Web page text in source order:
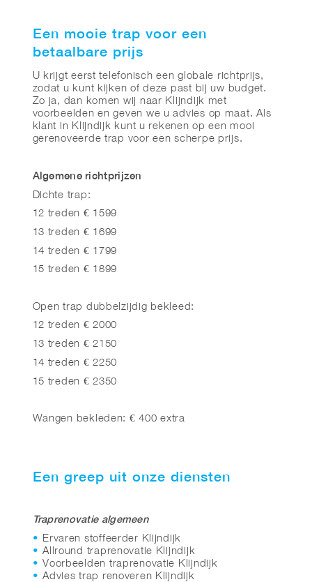
Een mooie trap voor een
betaalbare prijs
U krijgt eerst telefonisch een globale richtprijs,
zodat u kunt kijken of deze past bij uw budget.
Zo ja, dan komen wij naar Klijndijk met
voorbeelden en geven we u advies op maat. Als
klant in Klijndijk kunt u rekenen op een mooi
gerenoveerde trap voor een scherpe prijs.
Algemene richtprijzen
Dichte trap:
12 treden € 1599
13 treden € 1699
14 treden € 1799
15 treden € 1899
Open trap dubbelzijdig bekleed:
12 treden € 2000
13 treden € 2150
14 treden € 2250
15 treden € 2350
Wangen bekleden: € 400 extra
Een greep uit onze diensten
Traprenovatie algemeen
Ervaren stoffeerder Klijndijk
Allround traprenovatie Klijndijk
Voorbeelden traprenovatie Klijndijk
Advies trap renoveren Klijndijk